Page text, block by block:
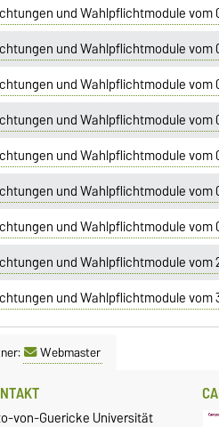
und Wahlpflichtmodule vom
und Wahlpflichtmodule vom
und Wahlpflichtmodule vom
und Wahlpflichtmodule vom
und Wahlpflichtmodule vom
und Wahlpflichtmodule vom
und Wahlpflichtmodule vom
und Wahlpflichtmodule vom
und Wahlpflichtmodule vom
Webmaster
von-Guericke Universität